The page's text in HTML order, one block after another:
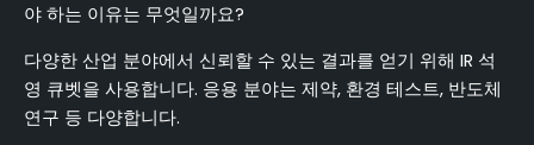
야 하는 이유는 무엇일까요?
다양한 산업 분야에서 신뢰할 수 있는 결과를 얻기 위해 IR 석
영 큐벳을 사용합니다. 응용 분야는 제약, 환경 테스트, 반도체
연구 등 다양합니다.